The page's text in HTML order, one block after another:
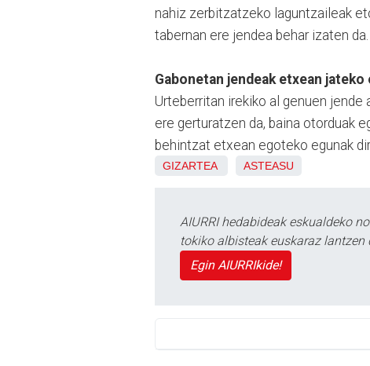
nahiz zerbitzatzeko laguntzaileak
tabernan ere jendea behar izaten da.
Gabonetan jendeak etxean
Urteberritan irekiko al genuen
ere gerturatzen da, baina otorduak
behintzat etxean egoteko egunak
GIZARTEA ASTEASU
AIURRI hedabideak eskualdeko
tokiko albisteak euskaraz
Egin AIURRIkide!